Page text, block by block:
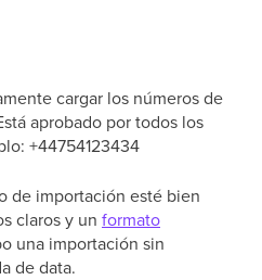
cargar los números de
aprobado por todos los
+44754123434
de importación esté bien
claros y un formato
una importación sin
de data.